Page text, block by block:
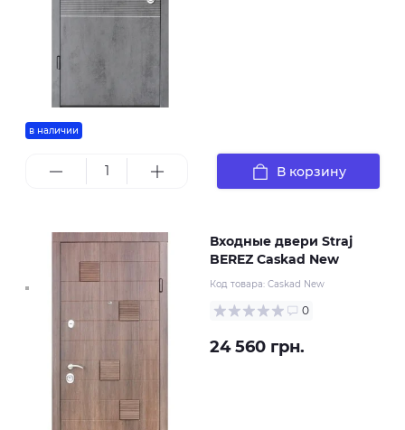
в наличии
В корзину
Входные двери Straj
BEREZ Caskad New
Код товара: Caskad New
0
24 560 грн.